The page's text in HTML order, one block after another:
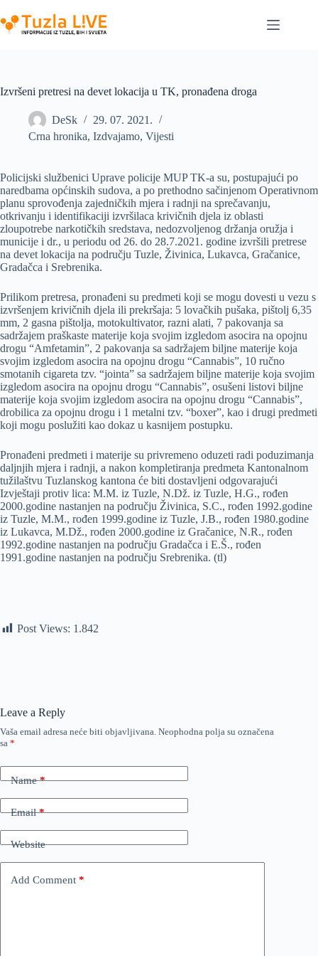
to
content
Izvršeni pretresi na devet lokacija u TK, pronađena droga
DeSk
29. 07. 2021.
Crna hronika, Izdvajamo, Vijesti
Policijski službenici Uprave policije MUP TK-a su, postupajući po
naredbama općinskih sudova, a po prethodno sačinjenom Operativnom
planu sprovođenja zajedničkih mjera i radnji na sprečavanju,
otkrivanju i identifikaciji izvršilaca krivičnih djela iz oblasti
zloupotrebe narkotičkih sredstava, nedozvoljenog držanja oružja i
municije i dr., u periodu od 26. do 28.7.2021. godine izvršili pretrese
na devet lokacija na području Tuzle, Živinica, Lukavca, Gračanice,
Gradačca i Srebrenika.
Prilikom pretresa, pronađeni su predmeti koji se mogu dovesti u vezu s
izvršenjem krivičnih djela ili prekršaja: 5 lovačkih pušaka, pištolj 6,35
mm, 2 gasna pištolja, motokultivator, razni alati, 7 pakovanja sa
sadržajem praškaste materije koja svojim izgledom asocira na opojnu
drogu “Amfetamin”, 2 pakovanja sa sadržajem biljne materije koja
svojim izgledom asocira na opojnu drogu “Cannabis”, 10 ručno
smotanih cigareta tzv. “jointa” sa sadržajem biljne materije koja svojim
izgledom asocira na opojnu drogu “Cannabis”, osušeni listovi biljne
materije koja svojim izgledom asocira na opojnu drogu “Cannabis”,
drobilica za opojnu drogu i 1 metalni tzv. “boxer”, kao i drugi predmeti
koji mogu poslužiti kao dokaz u kasnijem postupku.
Pronađeni predmeti i materije su privremeno oduzeti radi poduzimanja
daljnjih mjera i radnji, a nakon kompletiranja predmeta Kantonalnom
tužilaštvu Tuzlanskog kantona će biti dostavljeni odgovarajući
Izvještaji protiv lica: M.M. iz Tuzle, N.Dž. iz Tuzle, H.G., rođen
2000.godine nastanjen na području Živinica, S.C., rođen 1992.godine
iz Tuzle, M.M., rođen 1999.godine iz Tuzle, J.B., rođen 1980.godine
iz Lukavca, M.Dž., rođen 2000.godine iz Gračanice, N.R., rođen
1992.godine nastanjen na području Gradačca i E.Š., rođen
1991.godine nastanjen na području Srebrenika. (tl)
Post Views: 1.842
Leave a Reply
Vaša email adresa neće biti objavljivana. Neophodna polja su označena
sa *
Name*
Email*
Website
Add Comment *